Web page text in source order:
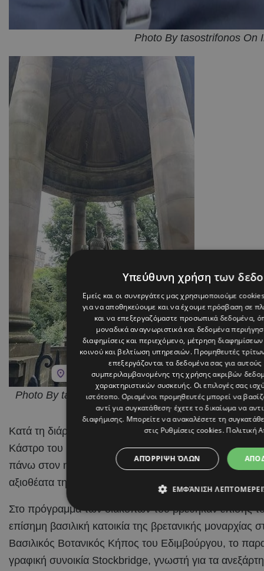
Photo By tasostrifonos On
Photo By tasostrifonos On Instagram
Κατά τη διάρκεια της παραμονής του, ο Τάσος
Κάστρο του Εδιμβούργου, το σημαντικότερο ίσως
πάνω στον ηφαιστειακό βράχο της πόλης και
αξιοθέατα της χώρας.
Στο πρόγραμμα των διακοπών του βρέθηκαν επίσης
επίσημη βασιλική κατοικία της βρετανικής
Βασιλικός Βοτανικός Κήπος του Εδιμβούργου, το
γραφική συνοικία Stockbridge, γνωστή για τα
Υπεύθυνη χρήση των
Εμείς και οι συνεργάτες μας χρησιμοποιούμε
για να αποθηκεύουμε και να έχουμε πρόσβαση σε
και να επεξεργαζόμαστε προσωπικά δεδομένα,
μοναδικά αναγνωριστικά και δεδομένα
διαφημίσεις και περιεχόμενο, μέτρηση
κοινού και βελτίωση υπηρεσιών. Προμηθευτές
επεξεργάζονται τα δεδομένα σας για
συμπεριλαμβανομένης της χρήσης ακριβών
χαρακτηριστικών συσκευής. Οι επιλογές σας
ιστότοπο. Ορισμένοι προμηθευτές μπορεί να
αντί για συγκατάθεση· έχετε το δικαίωμα να
διαφήμισης. Μπορείτε να ανακαλέσετε τη
στις Ρυθμίσεις cookies. Πολιτική
ΑΠΌΡΡΙΨΗ ΌΛΩΝ
ΕΜΦΆΝΙΣΗ